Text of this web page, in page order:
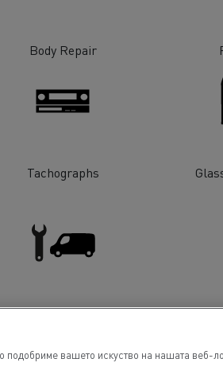
Body Repair
Tachographs
Commercial Vehicles
вашето искуство на нашата веб-